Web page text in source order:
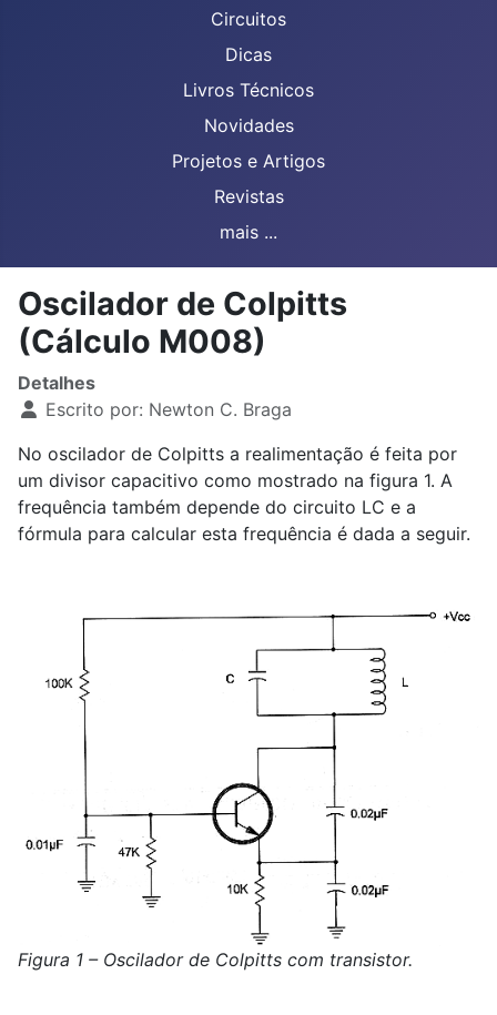
Circuitos
Dicas
Livros Técnicos
Novidades
Projetos e Artigos
Revistas
mais ...
Oscilador de Colpitts
(Cálculo M008)
Detalhes
Escrito por: Newton C. Braga
No oscilador de Colpitts a realimentação é feita por
um divisor capacitivo como mostrado na figura 1. A
frequência também depende do circuito LC e a
fórmula para calcular esta frequência é dada a seguir.
Figura 1 – Oscilador de Colpitts com transistor.